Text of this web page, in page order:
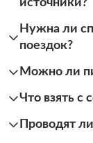
источники?
Нужна ли
поездок?
Можно ли
Что взять с
Проводят